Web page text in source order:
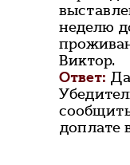
неделю
Виктор.
Ответ:
доплате